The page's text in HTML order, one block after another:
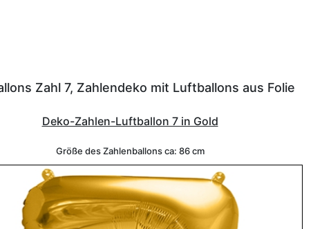
Zahl 7, Zahlendeko mit Luftballons aus Folie
Deko-Zahlen-Luftballon 7 in Gold
Größe des Zahlenballons ca: 86 cm